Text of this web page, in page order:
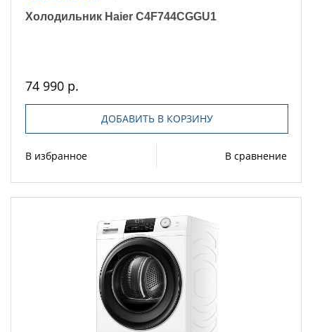
Холодильник Haier C4F744CGGU1
74 990 р.
ДОБАВИТЬ В КОРЗИНУ
В избранное В сравнение